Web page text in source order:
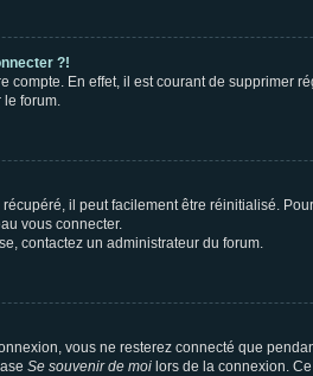
?!
compte. En effet, il est courant de
le forum.
il peut facilement être réinitialisé.
vous connecter.
contactez un administrateur du forum.
vous ne resterez connecté que
Se souvenir de moi lors de la connexion.